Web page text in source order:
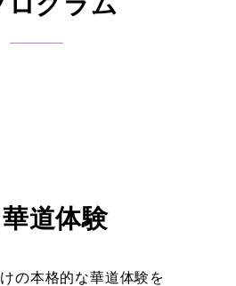
道体験
の本格的な華道体験を